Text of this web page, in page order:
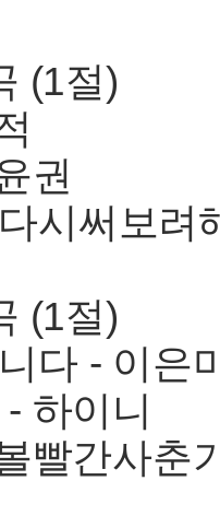
(1절)
권
시써보려
(1절)
다 - 이은
하이니
빨간사춘